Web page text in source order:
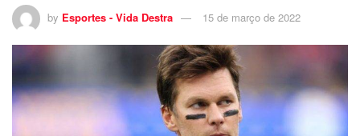
by Esportes - Vida Destra 15 de março de 2022